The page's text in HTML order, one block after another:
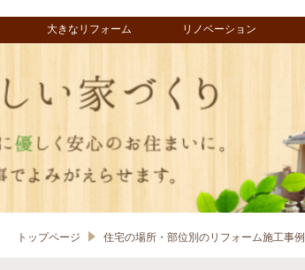
大きなリフォーム リノベーション
トップページ 住宅の場所・部位別の​リフォーム施工事例